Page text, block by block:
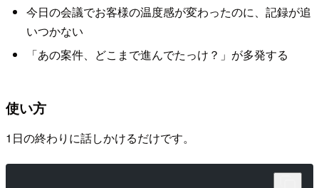
今日の会議でお客様の温度感が変わったのに、記録が追
いつかない
「あの案件、どこまで進んでたっけ？」が多発する
使い方
1日の終わりに話しかけるだけです。